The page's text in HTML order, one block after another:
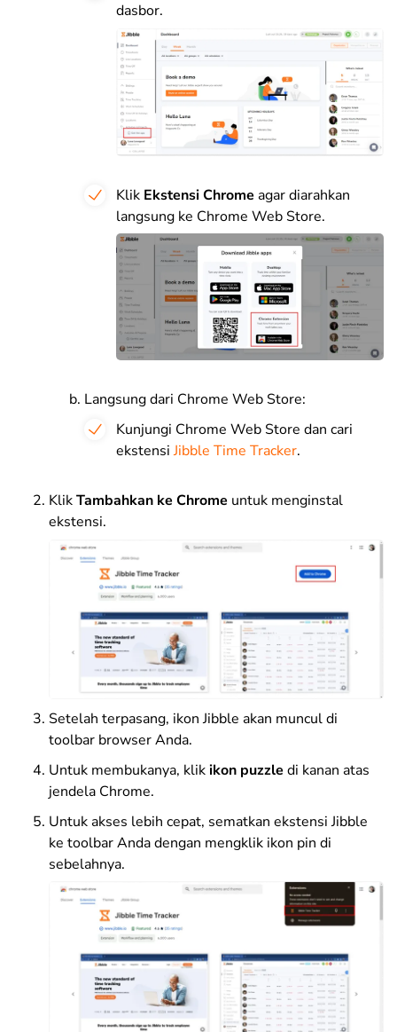
dasbor.
Klik Ekstensi Chrome agar diarahkan
langsung ke Chrome Web Store.
Langsung dari Chrome Web Store:
Kunjungi Chrome Web Store dan cari
ekstensiJibble Time Tracker.
KlikTambahkan ke Chrome untuk menginstal
ekstensi.
Setelah terpasang, ikon Jibble akan muncul di
toolbar browser Anda.
Untuk membukanya, klikikon puzzle di kanan atas
jendela Chrome.
Untuk akses lebih cepat, sematkan ekstensi Jibble
ke toolbar Anda dengan mengklik ikon pin di
sebelahnya.